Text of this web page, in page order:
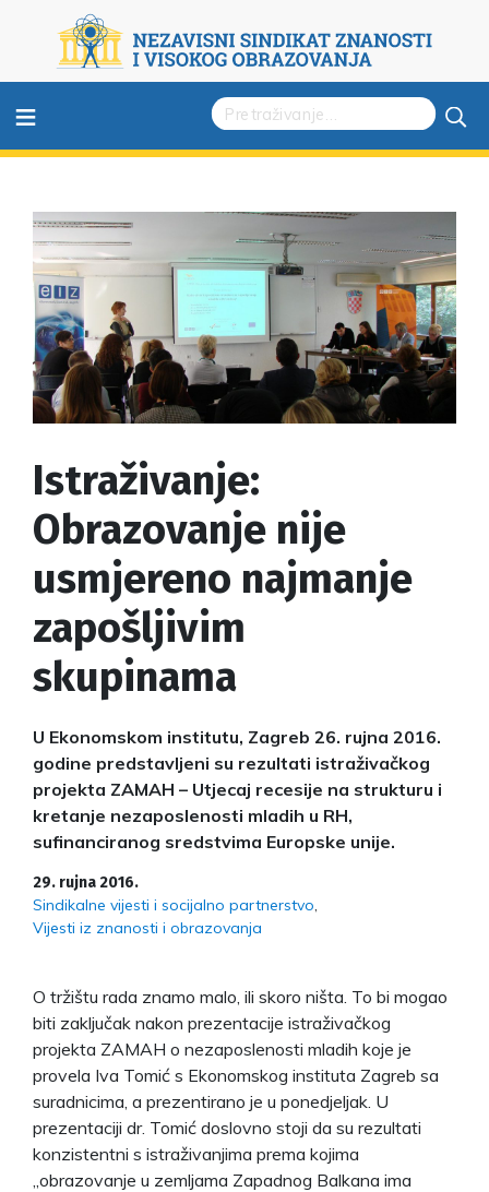
≡
Istraživanje:
Obrazovanje nije
usmjereno najmanje
zapošljivim
skupinama
U Ekonomskom institutu, Zagreb 26. rujna 2016.
godine predstavljeni su rezultati istraživačkog
projekta ZAMAH – Utjecaj recesije na strukturu i
kretanje nezaposlenosti mladih u RH,
sufinanciranog sredstvima Europske unije.
29. rujna 2016.
Sindikalne vijesti i socijalno partnerstvo
Vijesti iz znanosti i obrazovanja
O tržištu rada znamo malo, ili skoro ništa. To bi mogao
biti zaključak nakon prezentacije istraživačkog
projekta ZAMAH o nezaposlenosti mladih koje je
provela Iva Tomić s Ekonomskog instituta Zagreb sa
suradnicima, a prezentirano je u ponedjeljak. U
prezentaciji dr. Tomić doslovno stoji da su rezultati
konzistentni s istraživanjima prema kojima
„obrazovanje u zemljama Zapadnog Balkana ima